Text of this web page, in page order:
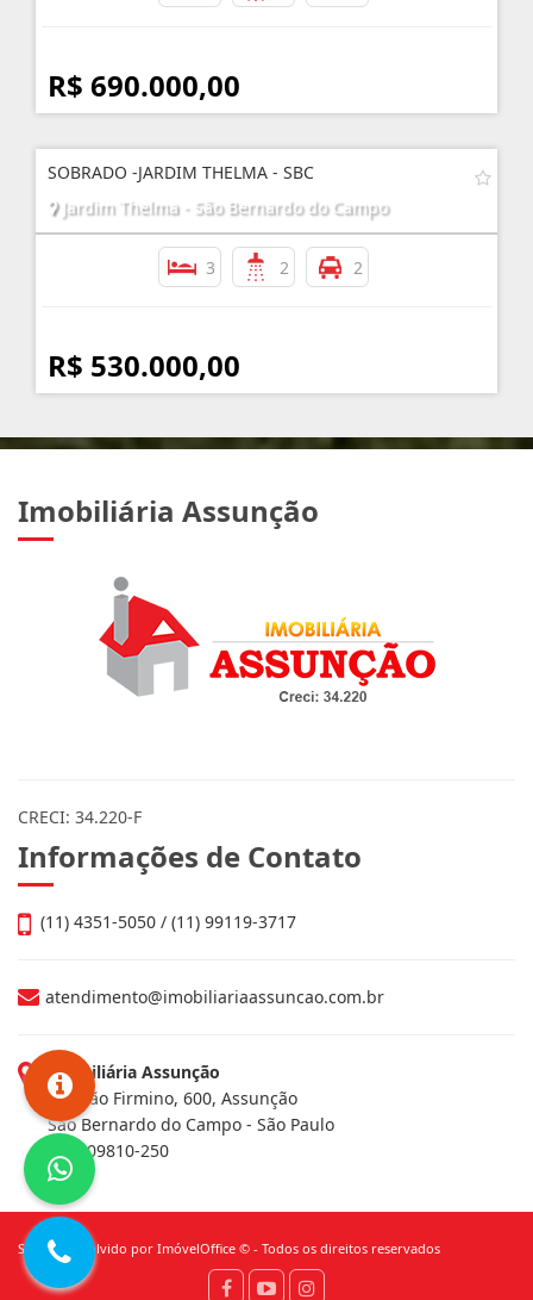
R$ 690.000,00
SOBRADO -JARDIM THELMA - SBC
Jardim Thelma - São Bernardo do Campo
3 2 2
R$ 530.000,00
Imobiliária Assunção
CRECI: 34.220-F
Informações de Contato
(11) 4351-5050 / (11) 99119-3717
atendimento@imobiliariaassuncao.com.br
Imobiliária Assunção
Av. João Firmino, 600, Assunção
São Bernardo do Campo - São Paulo
CEP: 09810-250
Site desenvolvido por ImóvelOffice © - Todos os direitos reservados